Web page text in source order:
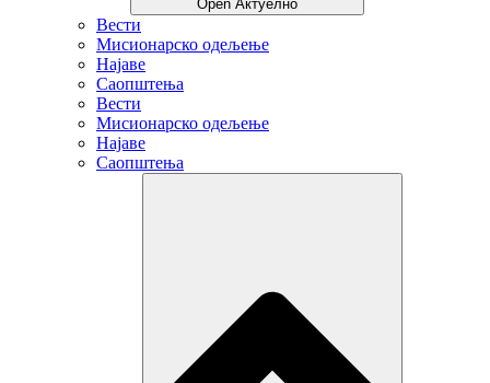
Open Актуелно
Вести
Мисионарско одељење
Најаве
Саопштења
Вести
Мисионарско одељење
Најаве
Саопштења